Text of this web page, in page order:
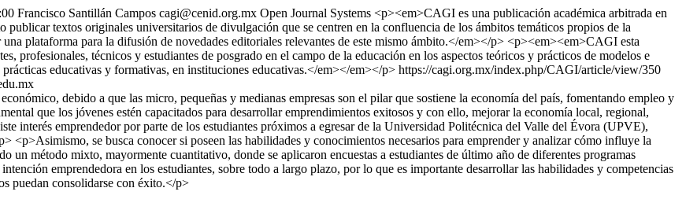
Francisco Santillán Campos cagi@cenid.org.mx Open Journal Systems <p><em>CAGI es una publicación académica arbitrada en
textos originales universitarios de divulgación que se centren en la confluencia de los ámbitos temáticos propios de la
plataforma para la difusión de novedades editoriales relevantes de este mismo ámbito.</em></p> <p><em><em>CAGI esta
profesionales, técnicos y estudiantes de posgrado en el campo de la educación en los aspectos teóricos y prácticos de modelos e
educativas y formativas, en instituciones educativas.</em></em></p> https://cagi.org.mx/index.php/CAGI/article/view/350
debido a que las micro, pequeñas y medianas empresas son el pilar que sostiene la economía del país, fomentando empleo y
que los jóvenes estén capacitados para desarrollar emprendimientos exitosos y con ello, mejorar la economía local, regional,
interés emprendedor por parte de los estudiantes próximos a egresar de la Universidad Politécnica del Valle del Évora (UPVE),
<p>Asimismo, se busca conocer si poseen las habilidades y conocimientos necesarios para emprender y analizar cómo influye la
un método mixto, mayormente cuantitativo, donde se aplicaron encuestas a estudiantes de último año de diferentes programas
emprendedora en los estudiantes, sobre todo a largo plazo, por lo que es importante desarrollar las habilidades y competencias
puedan consolidarse con éxito.</p>